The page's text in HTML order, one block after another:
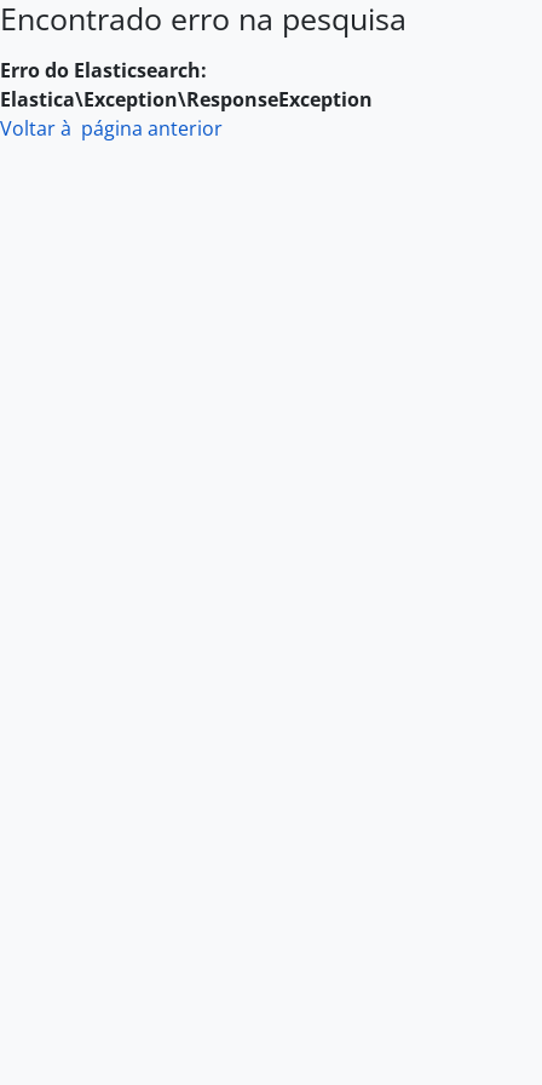
Skip to main content
Encontrado erro na pesquisa
Erro do Elasticsearch:
Elastica\Exception\ResponseException
Voltar à página anterior